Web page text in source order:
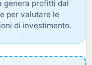
genera profitti dal
per valutare le
di investimento.